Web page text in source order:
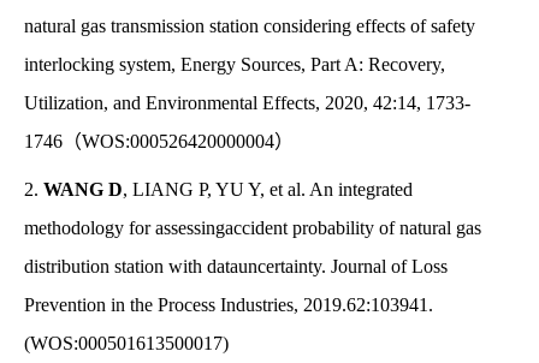
natural gas transmission station considering effects of safety
interlocking system, Energy Sources, Part A: Recovery,
Utilization, and Environmental Effects, 2020, 42:14, 1733-
1746（WOS:000526420000004）
2. WANG D, LIANG P, YU Y, et al. An integrated
methodology for assessingaccident probability of natural gas
distribution station with datauncertainty. Journal of Loss
Prevention in the Process Industries, 2019.62:103941.
(WOS:000501613500017)